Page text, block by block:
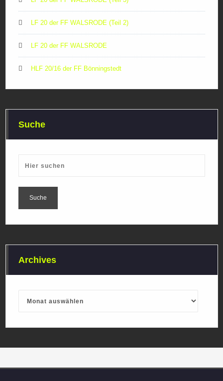
LF 20 der FF WALSRODE (Teil 2)
LF 20 der FF WALSRODE
HLF 20/16 der FF Bönningstedt
Suche
Archives